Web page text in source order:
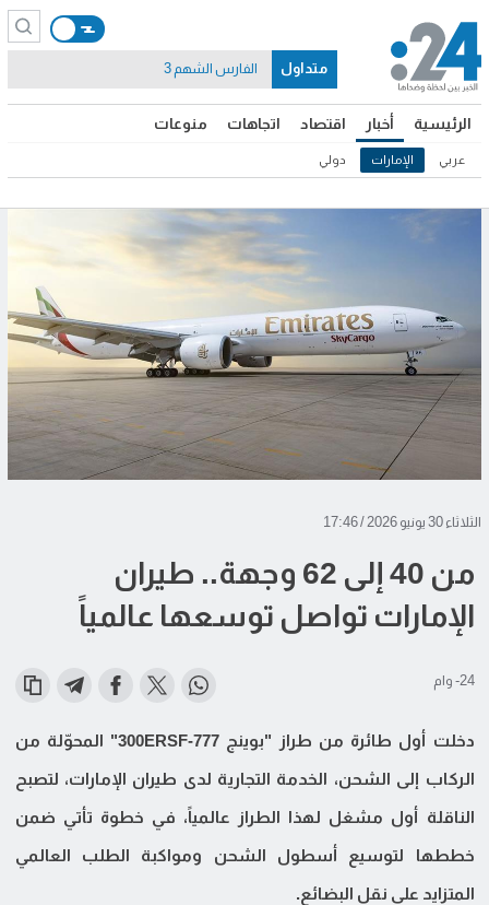
الرئيسية أخبار
عربي الإمارات دولي
اقتصاد اتجاهات منوعات
متداول الفارس الشهم 3
الثلاثاء 30 يونيو 2026 / 17:46
من 40 إلى 62 وجهة.. طيران
الإمارات تواصل توسعها عالمياً
24- وام
دخلت أول طائرة من طراز "بوينج 777-300ERSF" المحوّلة من
الركاب إلى الشحن، الخدمة التجارية لدى طيران الإمارات، لتصبح
الناقلة أول مشغل لهذا الطراز عالمياً، في خطوة تأتي ضمن
خططها لتوسيع أسطول الشحن ومواكبة الطلب العالمي
المتزايد على نقل البضائع.